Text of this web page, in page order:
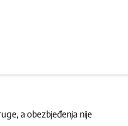
a obezbjeđenja nije